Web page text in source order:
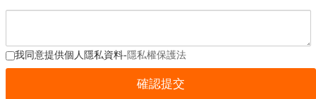
我同意提供個人隱私資料-隱私權保護法
符*[0986****1121]
石墨烯智能電加熱背心，恆溫保暖，一件抵四件，冬